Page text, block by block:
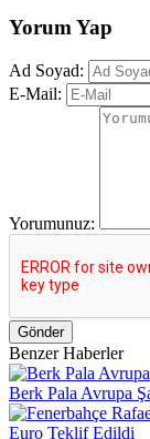
Yorum Yap
Ad Soyad:
E-Mail:
Yorumunuz:
Gönder
Benzer Haberler
Berk Pala Avrupa